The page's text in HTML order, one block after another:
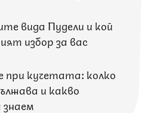
вида Пудели и кой
избор за вас
при кучетата: колко
и какво